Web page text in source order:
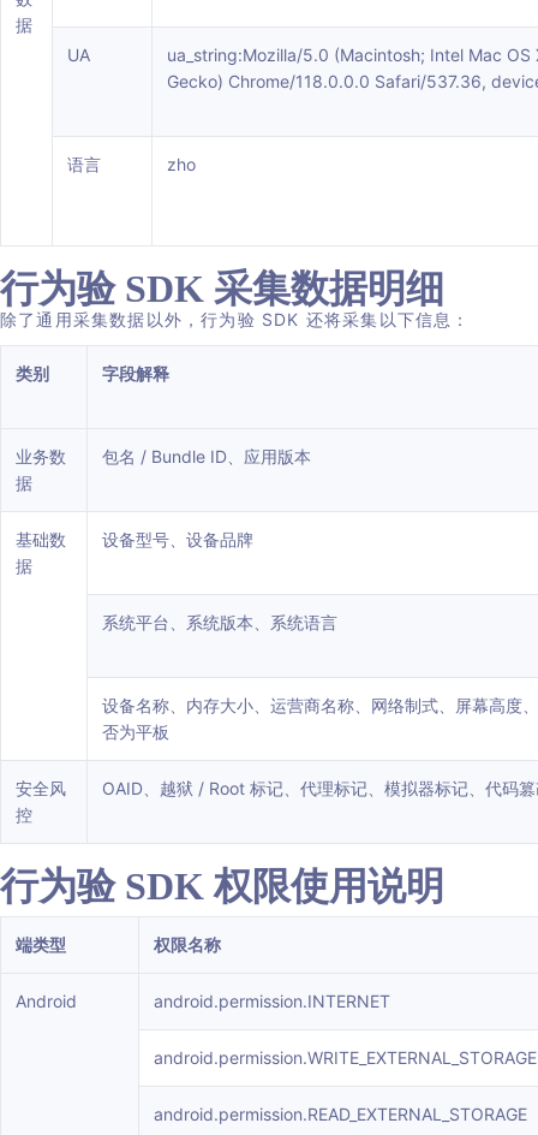
据
UA
ua_string:Mozilla/5.0 (Macintosh; Intel Mac OS
Gecko) Chrome/118.0.0.0 Safari/537.36,
语言 zho
行为验 SDK 采集数据明细
除了通用采集数据以外，行为验 SDK 还将采集以下信息：
类别 字段解释
业务数
据
包名 / Bundle ID、应用版本
基础数
据
设备型号、设备品牌
系统平台、系统版本、系统语言
设备名称、内存大小、运营商名称、网络制式、屏幕高度
否为平板
安全风
控
OAID、越狱 / Root 标记、代理标记、模拟器标记、代码
行为验 SDK 权限使用说明
端类型 权限名称
Android android.permission.INTERNET
android.permission.WRITE_EXTERNAL_STORAGE
android.permission.READ_EXTERNAL_STORAGE